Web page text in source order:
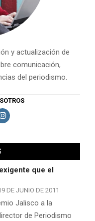
y actualización de
comunicación,
del periodismo.
que el
DE JUNIO DE 2011
Jalisco a la
de Periodismo